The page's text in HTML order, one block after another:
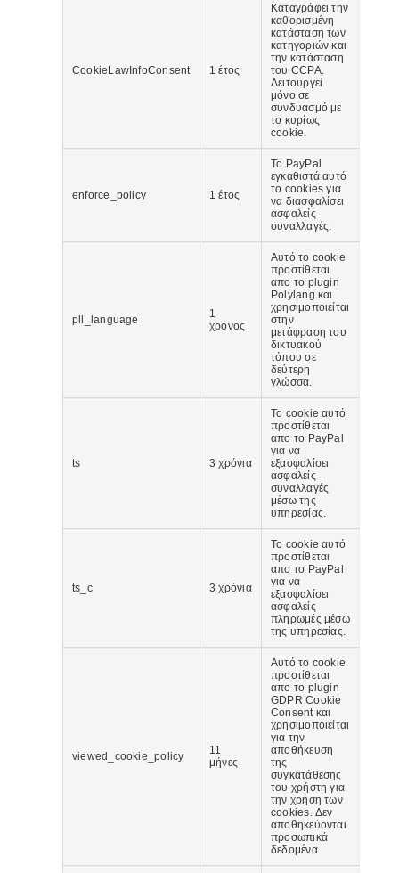
CookieLawInfoConsent 1 έτος
Καταγράφει την
καθορισμένη
κατάσταση των
κατηγοριών και
την κατάσταση
του CCPA.
Λειτουργεί
μόνο σε
συνδυασμό με
το κυρίως
cookie.
enforce_policy 1 έτος
Το PayPal
εγκαθιστά αυτό
το cookies για
να διασφαλίσει
ασφαλείς
συναλλαγές.
pll_language
1
χρόνος
Αυτό το cookie
προστίθεται
απο το plugin
Polylang και
χρησιμοποιείται
στην
μετάφραση του
δικτυακού
τόπου σε
δεύτερη
γλώσσα.
ts 3 χρόνια
Το cookie αυτό
προστίθεται
απο το PayPal
για να
εξασφαλίσει
ασφαλείς
συναλλαγές
μέσω της
υπηρεσίας.
ts_c 3 χρόνια
Το cookie αυτό
προστίθεται
απο το PayPal
για να
εξασφαλίσει
ασφαλείς
πληρωμές μέσω
της υπηρεσίας.
viewed_cookie_policy
11
μήνες
Αυτό το cookie
προστίθεται
απο το plugin
GDPR Cookie
Consent και
χρησιμοποιείται
για την
αποθήκευση
της
συγκατάθεσης
του χρήστη για
την χρήση των
cookies. Δεν
αποθηκεύονται
προσωπικά
δεδομένα.